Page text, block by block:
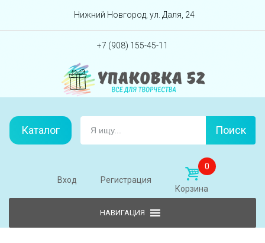
Перейти вниз
Нижний Новгород, ул. Даля, 24
+7 (908) 155-45-11
Каталог Поиск
Вход Регистрация
0
Корзина